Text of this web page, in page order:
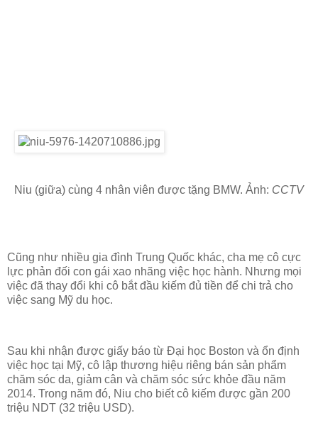
Niu (giữa) cùng 4 nhân viên được tặng BMW. Ảnh: CCTV
Cũng như nhiều gia đình Trung Quốc khác, cha mẹ cô cực
lực phản đối con gái xao nhãng việc học hành. Nhưng mọi
việc đã thay đổi khi cô bắt đầu kiếm đủ tiền để chi trả cho
việc sang Mỹ du học.
Sau khi nhận được giấy báo từ Đại học Boston và ổn định
việc học tại Mỹ, cô lập thương hiệu riêng bán sản phẩm
chăm sóc da, giảm cân và chăm sóc sức khỏe đầu năm
2014. Trong năm đó, Niu cho biết cô kiếm được gần 200
triệu NDT (32 triệu USD).